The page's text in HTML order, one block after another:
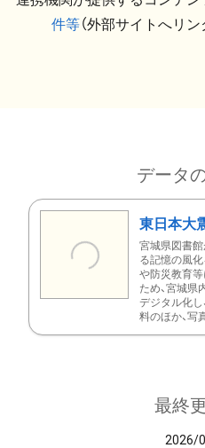
件等（外部サイトへリン
データ
東日本大
宮城県図書
る記憶の風化
や防災教育
ため、宮城県
デジタル化し
料のほか、写
最終
2026/